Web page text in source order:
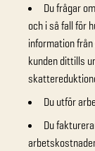
Du frågar
och i så fall för
information
kunden dittills
Du utför
Du